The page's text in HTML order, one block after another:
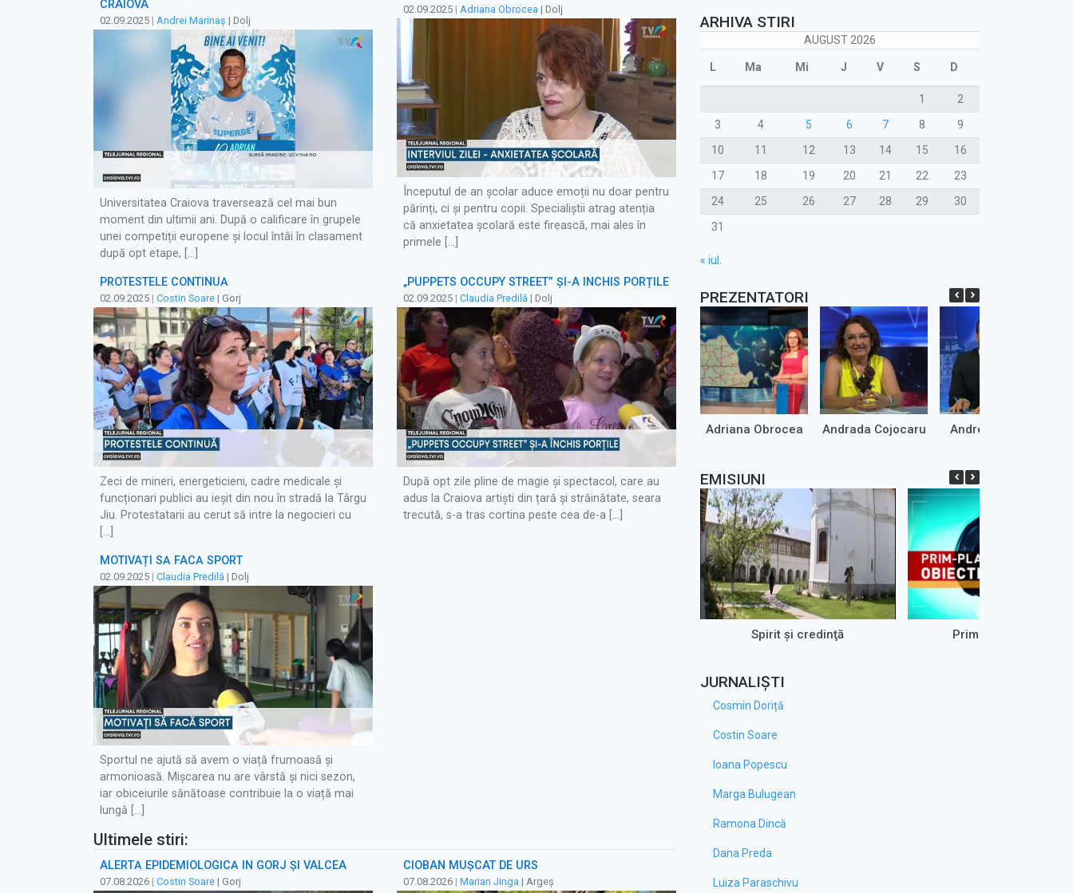
CRAIOVA
02.09.2025 | Andrei Marinaș | Dolj
Universitatea Craiova traversează cel mai bun
moment din ultimii ani. După o calificare în grupele
unei competiții europene și locul întâi în clasament
după opt etape, […]
02.09.2025 | Adriana Obrocea | Dolj
Începutul de an școlar aduce emoții nu doar pentru
părinți, ci și pentru copii. Specialiștii atrag atenția
că anxietatea școlară este firească, mai ales în
primele […]
PROTESTELE CONTINUĂ
02.09.2025 | Costin Soare | Gorj
Zeci de mineri, energeticieni, cadre medicale și
funcționari publici au ieșit din nou în stradă la Târgu
Jiu. Protestatarii au cerut să intre la negocieri cu
[…]
„PUPPETS OCCUPY STREET” ȘI-A ÎNCHIS PORȚILE
02.09.2025 | Claudia Predilă | Dolj
După opt zile pline de magie și spectacol, care au
adus la Craiova artiști din țară și străinătate, seara
trecută, s-a tras cortina peste cea de-a […]
MOTIVAȚI SĂ FACĂ SPORT
02.09.2025 | Claudia Predilă | Dolj
Sportul ne ajută să avem o viață frumoasă și
armonioasă. Mișcarea nu are vârstă și nici sezon,
iar obiceiurile sănătoase contribuie la o viață mai
lungă […]
Ultimele stiri:
ALERTĂ EPIDEMIOLOGICĂ ÎN GORJ ȘI VÂLCEA
07.08.2026 | Costin Soare | Gorj
CIOBAN MUȘCAT DE URS
07.08.2026 | Marian Jinga | Argeș
ARHIVA STIRI
AUGUST 2026
L Ma Mi J V S D
1
2
3
4 5 6 7 8
9
10
11 12 13 14 15
16
17
18 19 20 21 22
23
24
25 26 27 28 29
30
31
« iul.
PREZENTATORI
Adriana Obrocea Andrada Cojocaru Andrei Marinaș
EMISIUNI
Spirit şi credinţă Prim-Plan Obiectiv
JURNALIȘTI
Cosmin Doriță
Costin Soare
Ioana Popescu
Marga Bulugean
Ramona Dincă
Dana Preda
Luiza Paraschivu